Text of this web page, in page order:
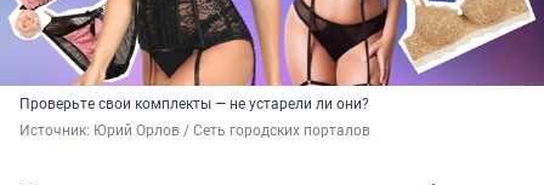
Проверьте свои комплекты — не устарели ли они?
Источник: Юрий Орлов / Сеть городских порталов